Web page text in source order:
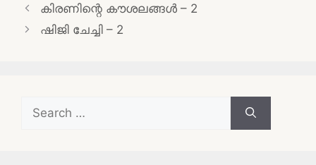
Post
navigation
കിരണിന്റെ കൗശലങ്ങൾ – 2
ഷിജി ചേച്ചി – 2
Search
for: